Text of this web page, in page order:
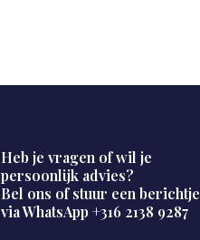
Heb je vragen of wil je
persoonlijk advies?
Bel ons of stuur een berichtje
via WhatsApp +316 2138 9287